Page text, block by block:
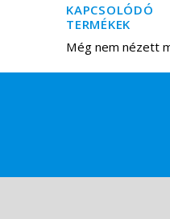
KAPCSOLÓDÓ
TERMÉKEK
Még nem nézett